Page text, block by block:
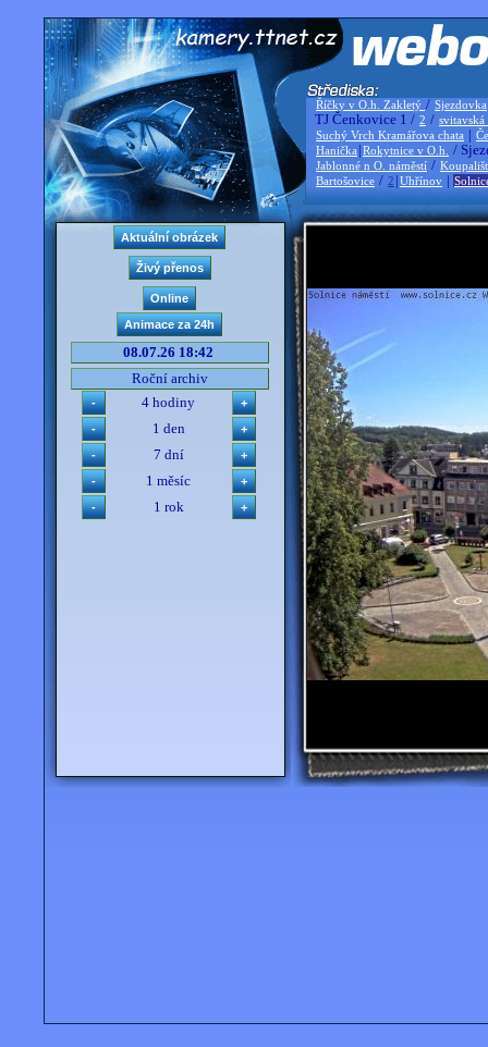
Říčky v O.h. Zakletý / Sjezdovka
TJ Čenkovice 1 / 2 / svitavská
Suchý Vrch Kramářova chata |
Hanička |Rokytnice v O.h. /
Jablonné n O. náměstí /
Bartošovice / 2 |Uhřínov |
08.07.26 18:42
Roční archiv
4 hodiny
1 den
7 dní
1 měsíc
1 rok